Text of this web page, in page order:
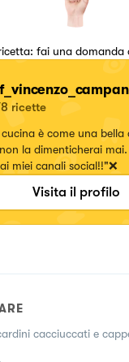
fai una domanda
ricette
è come una
la dimenticherai
miei canali social!!"❌
Visita il profilo
cacciuccati e